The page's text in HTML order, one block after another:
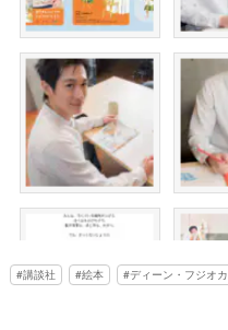
講談社 絵本 ディーン・フジオカ